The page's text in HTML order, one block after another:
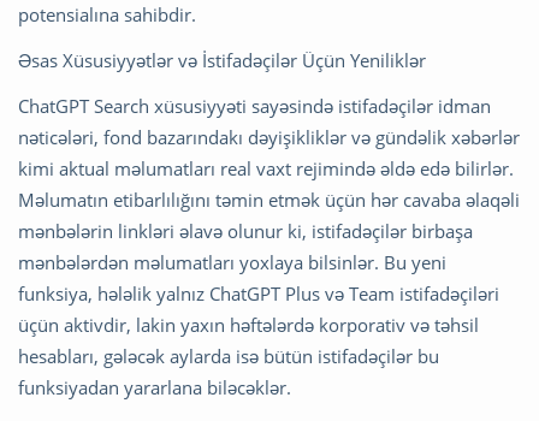
potensialına sahibdir.
Əsas Xüsusiyyətlər və İstifadəçilər Üçün Yeniliklər
ChatGPT Search xüsusiyyəti sayəsində istifadəçilər idman
nəticələri, fond bazarındakı dəyişikliklər və gündəlik xəbərlər
kimi aktual məlumatları real vaxt rejimində əldə edə bilirlər.
Məlumatın etibarlılığını təmin etmək üçün hər cavaba əlaqəli
mənbələrin linkləri əlavə olunur ki, istifadəçilər birbaşa
mənbələrdən məlumatları yoxlaya bilsinlər. Bu yeni
funksiya, hələlik yalnız ChatGPT Plus və Team istifadəçiləri
üçün aktivdir, lakin yaxın həftələrdə korporativ və təhsil
hesabları, gələcək aylarda isə bütün istifadəçilər bu
funksiyadan yararlana biləcəklər.